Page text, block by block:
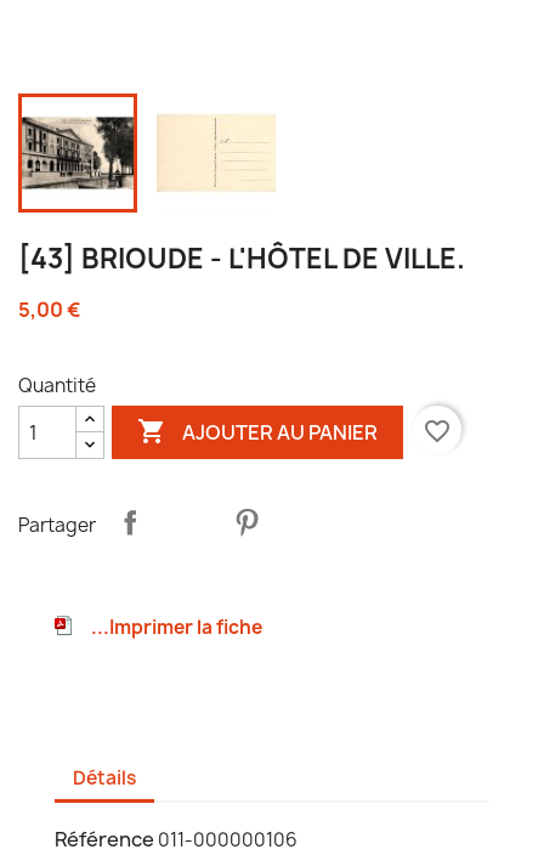
[43] BRIOUDE - L'HÔTEL DE VILLE.
5,00 €
Quantité
 AJOUTER AU PANIER favorite_border
Partager
...Imprimer la fiche
Détails
Référence 011-000000106